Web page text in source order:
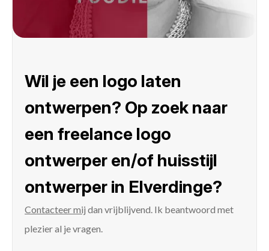
Wil je een logo laten
ontwerpen? Op zoek naar
een freelance logo
ontwerper en/of huisstijl
ontwerper in Elverdinge?
Contacteer mij dan vrijblijvend. Ik beantwoord met
plezier al je vragen.